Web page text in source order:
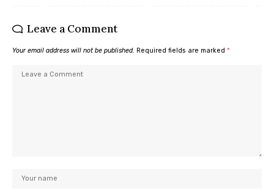
Leave a Comment
Your email address will not be published. Required fields are marked *